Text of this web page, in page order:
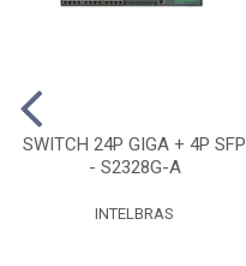
SWITCH 24P GIGA + 4P SFP
- S2328G-A
INTELBRAS